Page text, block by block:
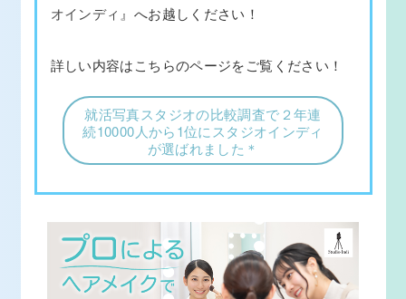
オインディ』 へお越しください！
詳しい内容はこちらのページをご覧ください！
就活写真スタジオの比較調査で２年連
続10000人から1位にスタジオインディ
が選ばれました＊